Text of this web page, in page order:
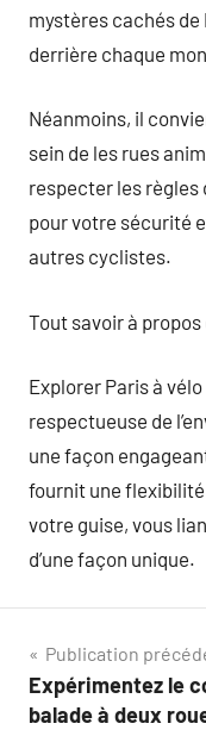
mystères cachés
derrière chaque
Néanmoins, il
sein de les rues
respecter les règles
pour votre sécurité
autres cyclistes.
Tout savoir à propos
Explorer Paris à
respectueuse de
une façon
fournit une
votre guise, vous
d’une façon unique.
Navigation
de
Publication
Expérimentez le
balade à deux